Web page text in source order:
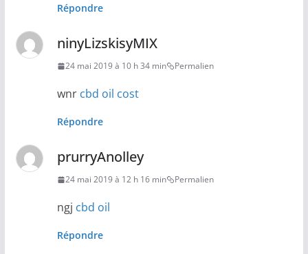
Répondre
ninyLizskisyMIX
24 mai 2019 à 10 h 34 min Permalien
wnr cbd oil cost
Répondre
prurryAnolley
24 mai 2019 à 12 h 16 min Permalien
ngj cbd oil
Répondre